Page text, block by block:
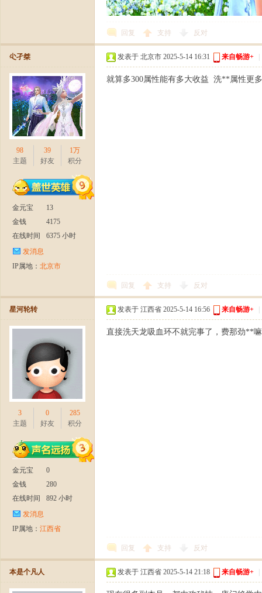
论
坛-
【
二
回复 支持 反对
尐孑桀
98
主题
39
好友
1万
积分
金元宝
13
金钱
4175
在线时间
6375 小时
发消息
IP属地： 北京市
发表于 北京市 2025-5-14 16:31 来自畅游+
就算多300属性能有多大收益 洗**属性更
回复 支持 反对
星河轮转
3
主题
0
好友
285
积分
金元宝
0
金钱
280
在线时间
892 小时
发消息
IP属地： 江西省
发表于 江西省 2025-5-14 16:56 来自畅游+
直接洗天龙吸血环不就完事了，费那劲**
回复 支持 反对
本是个凡人 发表于 江西省 2025-5-14 21:18 来自畅游+